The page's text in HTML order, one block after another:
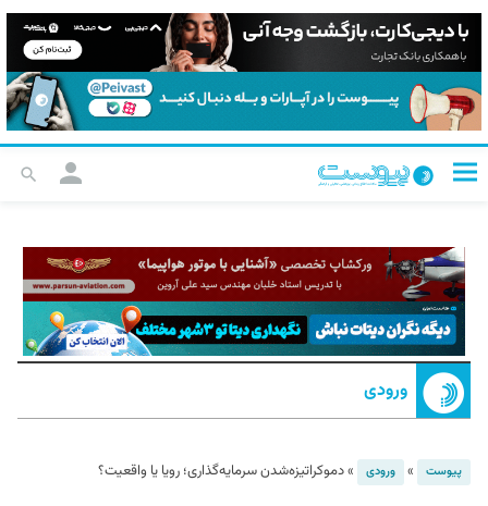
ورودی
پیوست » ورودی »دموکراتیزه‌شدن سرمایه‌گذاری؛ رویا یا واقعیت؟